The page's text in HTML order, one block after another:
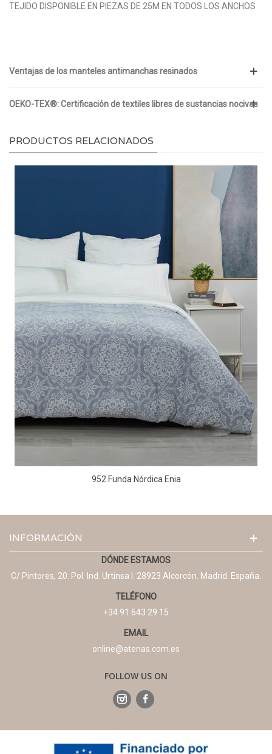
TEJIDO DISPONIBLE EN PIEZAS DE 25M EN TODOS LOS ANCHOS
Ventajas de los manteles antimanchas resinados
OEKO-TEX®: Certificación de textiles libres de sustancias nocivas
PRODUCTOS RELACIONADOS
952 Funda Nórdica Enia
INFORMACIÓN
DÓNDE ESTAMOS
C/ Pintores, 20. Pol. Ind. Urtinsa I. 28923 Alcorcón. Madrid. España.
TELÉFONO
+34 91 643 29 15
EMAIL
online@atenas.com.es
FOLLOW US ON